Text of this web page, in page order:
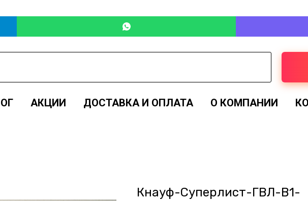
АКЦИИ ДОСТАВКА И ОПЛАТА О КОМПАНИИ
Кнауф-Суперлист-ГВЛ-В1-